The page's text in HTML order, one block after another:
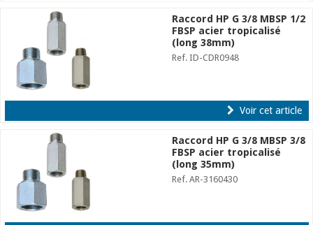
Raccord HP G 3/8 MBSP 1/2
FBSP acier tropicalisé
(long 38mm)
Ref. ID-CDR0948
Voir cet article
Raccord HP G 3/8 MBSP 3/8
FBSP acier tropicalisé
(long 35mm)
Ref. AR-3160430